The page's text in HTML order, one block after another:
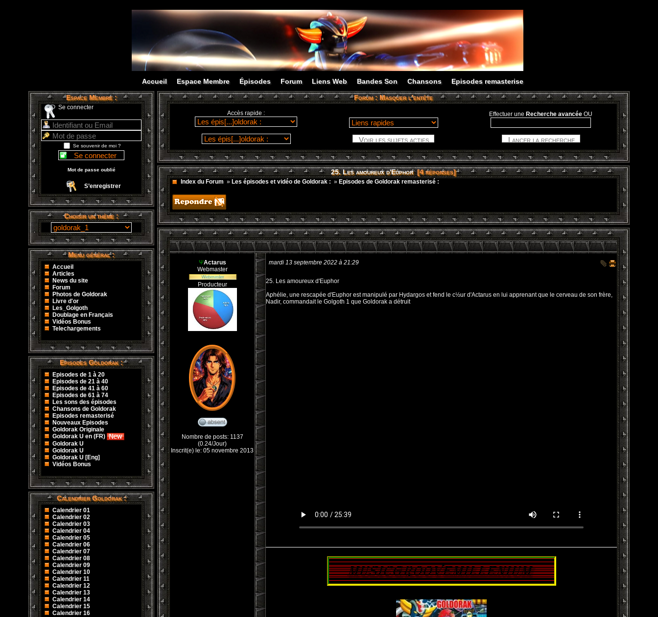
Accueil Espace Membre Épisodes Forum Liens Web Bandes Son Chansons Episodes remasterise
Espace Membre :
Se connecter
Se souvenir de moi ?
Mot de passe oublié
S’enregistrer
Choisir un thème :
Menu général :
Accueil
Articles
News du site
Forum
Photos de Goldorak
Livre d'or
Les_Golgoth
Doublage en Français
Vidéos Bonus
Telechargements
Episodes Goldorak :
Episodes de 1 à 20
Episodes de 21 à 40
Episodes de 41 à 60
Episodes de 61 à 74
Les sons des épisodes
Chansons de Goldorak
Episodes remasterisé
Nouveaux Episodes
Goldorak Originale
Goldorak U en (FR)
Goldorak U
Goldorak U
Goldorak U [Eng]
Vidéos Bonus
Calendrier Goldorak :
Calendrier 01
Calendrier 02
Calendrier 03
Calendrier 04
Calendrier 05
Calendrier 06
Calendrier 07
Calendrier 08
Calendrier 09
Calendrier 10
Calendrier 11
Calendrier 12
Calendrier 13
Calendrier 14
Calendrier 15
Calendrier 16
Forum :Masquer l’entête
Accès rapide : Effectuer une Recherche avancée OU
25. Les amoureux d'Euphor[4 réponses]
Index du Forum » Les épisodes et vidéo de Goldorak : » Episodes de Goldorak remasterisé :
ΨActarus
Webmaster
Producteur
Nombre de posts: 1137
(0.24/Jour)
Inscrit(e) le: 05 novembre 2013
mardi 13 septembre 2022 à 21:29
25. Les amoureux d'Euphor
Aphélie, une rescapée d'Euphor est manipulé par Hydargos et fend le c½ur d'Actarus en lui apprenant que le cerveau de son frère,
Nadir, commandait le Golgoth 1 que Goldorak a détruit